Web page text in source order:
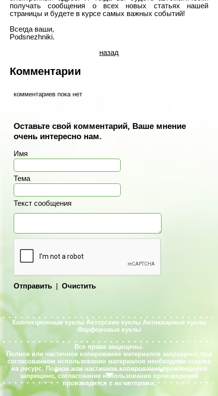
получать сообщения о всех новых статьях нашей
страницы и будете в курсе самых важных событий!
Всегда ваши,
Podsnezhniki.
назад
Комментарии
комментариев пока нет
Оставьте свой комментарий, Ваше мнение
очень интересно нам.
Имя
Тема
Текст сообщения
Отправить | Очистить
Коллекционные куклы Авторские куклы Антикварные куклы
Фарфоровые куклы
Все права защищены.
Полное или частичное копирование материалов запрещено, при
согласованном использовании материалов необходима ссылка
на ресурс. Полное или частичное копирование произведений
запрещено, согласование использования произведений
производится с их авторами.